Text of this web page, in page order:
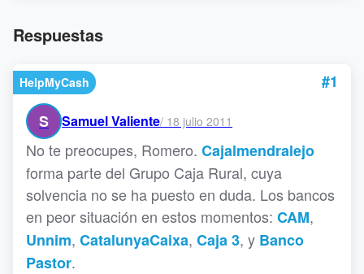
Respuestas
HelpMyCash
#1
S
Samuel Valiente/ 18 julio 2011
No te preocupes, Romero. Cajalmendralejo
forma parte del Grupo Caja Rural, cuya
solvencia no se ha puesto en duda. Los bancos
en peor situación en estos momentos: CAM,
Unnim, CatalunyaCaixa, Caja 3, y Banco
Pastor.